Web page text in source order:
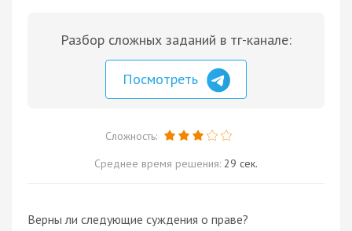
Разбор сложных заданий в тг-канале:
Посмотреть
Сложность:
Среднее время решения: 29 сек.
Верны ли следующие суждения о праве?